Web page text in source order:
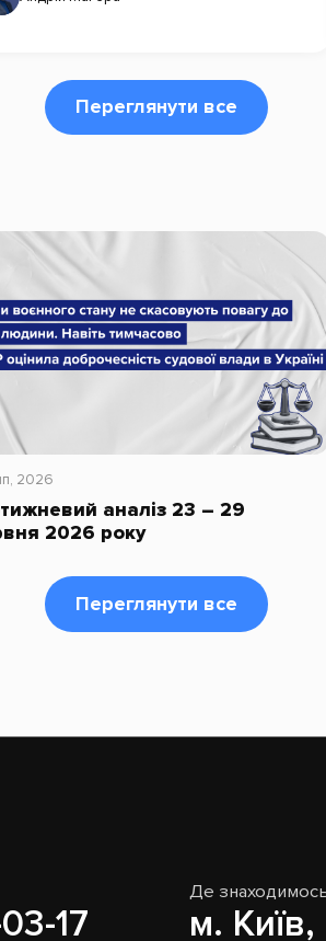
Переглянути все
2026
аналіз 23 – 29
2026 року
Переглянути все
17
Де
м.